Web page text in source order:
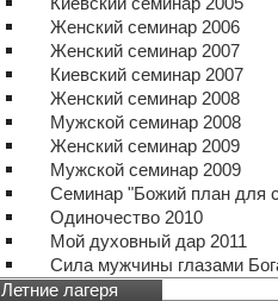
Женский семинар 2006
Женский семинар 2007
Киевский семинар 2007
Женский семинар 2008
Мужской семинар 2008
Женский семинар 2009
Мужской семинар 2009
Семинар "Божий план для
Одиночество 2010
Мой духовный дар 2011
Сила мужчины глазами
Летние лагеря